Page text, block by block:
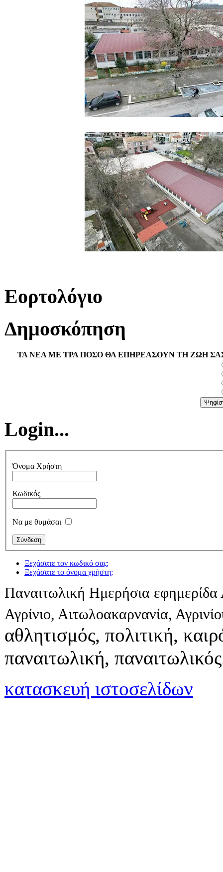
Εορτολόγιο
Δημοσκόπηση
ΤΑ ΝΕΑ ΜΕ ΤΡΑ ΠΟΣΟ ΘΑ ΕΠΗΡΕΑΣΟΥΝ ΤΗ ΖΩΗ
Login...
Όνομα Χρήστη
Κωδικός
Να με θυμάσαι
Ξεχάσατε τον κωδικό σας;
Ξεχάσατε το όνομα χρήστη;
Παναιτωλική Ημερήσια εφημερίδα
Αγρίνιο, Αιτωλοακαρνανία,
αθλητισμός, πολιτική,
παναιτωλική,
κατασκευή ιστοσελίδων